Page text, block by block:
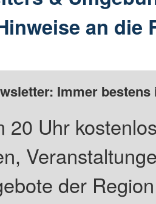
an die
Immer
20 Uhr
der